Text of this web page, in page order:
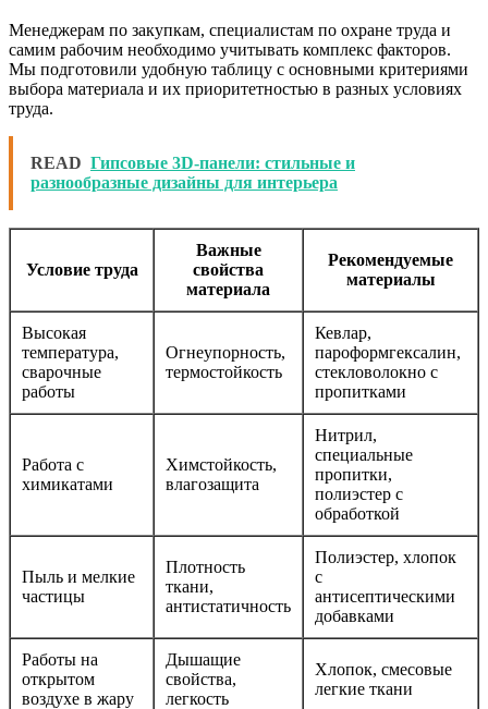
Менеджерам по закупкам, специалистам по охране труда и
самим рабочим необходимо учитывать комплекс факторов.
Мы подготовили удобную таблицу с основными критериями
выбора материала и их приоритетностью в разных условиях
труда.
READ Гипсовые 3D-панели: стильные и
разнообразные дизайны для интерьера
Условие труда
Важные
свойства
материала
Рекомендуемые
материалы
Высокая
температура,
сварочные
работы
Огнеупорность,
термостойкость
Кевлар,
пароформгексалин,
стекловолокно с
пропитками
Работа с
химикатами
Химстойкость,
влагозащита
Нитрил,
специальные
пропитки,
полиэстер с
обработкой
Пыль и мелкие
частицы
Плотность
ткани,
антистатичность
Полиэстер, хлопок
с
антисептическими
добавками
Работы на
открытом
воздухе в жару
Дышащие
свойства,
легкость
Хлопок, смесовые
легкие ткани